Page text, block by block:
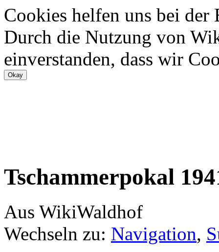
Cookies helfen uns bei
Durch die Nutzung von
einverstanden, dass wir
Tschammerpokal
Aus WikiWaldhof
Wechseln zu: Navigation,